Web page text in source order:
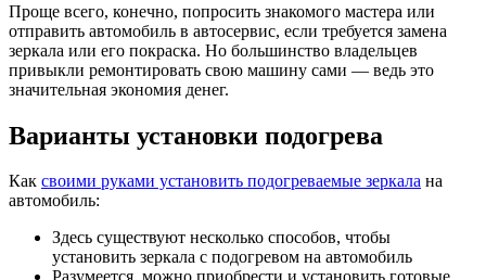
Проще всего, конечно, попросить знакомого мастера или
отправить автомобиль в автосервис, если требуется замена
зеркала или его покраска. Но большинство владельцев
привыкли ремонтировать свою машину сами — ведь это
значительная экономия денег.
Варианты установки подогрева
Как своими руками установить подогреваемые зеркала на
автомобиль:
Здесь существуют несколько способов, чтобы
установить зеркала с подогревом на автомобиль